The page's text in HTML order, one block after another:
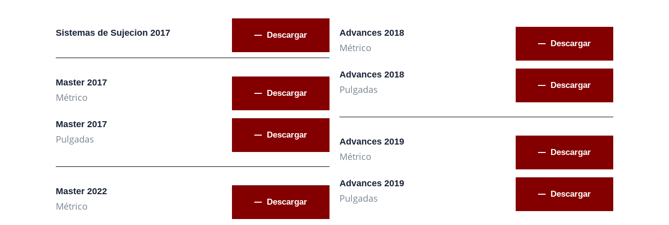
Sistemas de Sujecion 2017 Descargar
Master 2017
Métrico Descargar
Master 2017
Pulgadas Descargar
Master 2022
Métrico Descargar
Advances 2018
Métrico Descargar
Advances 2018
Pulgadas Descargar
Advances 2019
Métrico Descargar
Advances 2019
Pulgadas Descargar